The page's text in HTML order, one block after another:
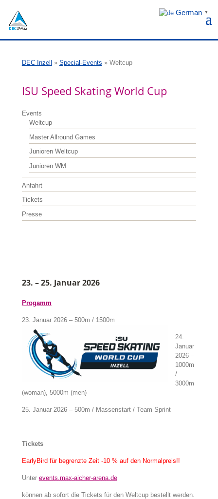
DEC Inzell » Special-Events » Weltcup
ISU Speed Skating World Cup
Events
Weltcup
Master Allround Games
Junioren Weltcup
Junioren WM
Anfahrt
Tickets
Presse
23. – 25. Januar 2026
Progamm
23. Januar 2026 – 500m / 1500m
24.
Januar
2026 –
1000m
/
3000m
(woman), 5000m (men)
25. Januar 2026 – 500m / Massenstart / Team Sprint
Tickets
EarlyBird für begrenzte Zeit -10 % auf den Normalpreis!!
Unter events.max-aicher-arena.de
können ab sofort die Tickets für den Weltcup bestellt werden.
German ▼